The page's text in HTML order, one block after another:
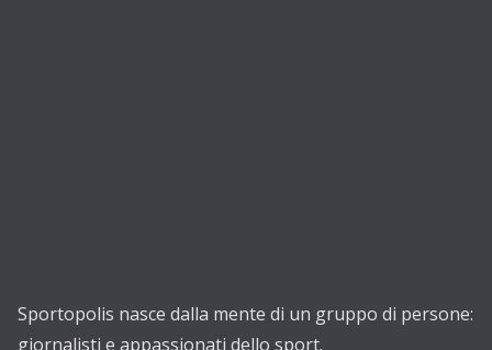
Sportopolis nasce dalla mente di un gruppo di persone:
giornalisti e appassionati dello sport.